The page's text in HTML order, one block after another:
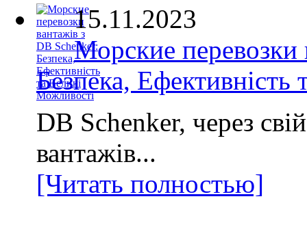
15.11.2023
Морские перевозки
Безпека,
DB Schenker, через
вантажів...
[Читать полностью]